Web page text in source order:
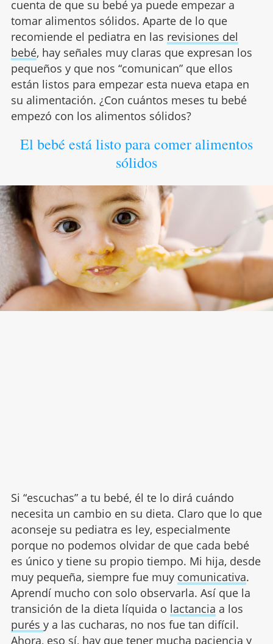
cuenta de que su bebé ya puede empezar a
tomar alimentos sólidos. Aparte de lo que
recomiende el pediatra en las revisiones del
bebé, hay señales muy claras que expresan los
pequeños y que nos “comunican” que ellos
están listos para empezar esta nueva etapa en
su alimentación. ¿Con cuántos meses tu bebé
empezó con los alimentos sólidos?
El bebé está listo para comer alimentos
sólidos
Si “escuchas” a tu bebé, él te lo dirá cuándo
necesita un cambio en su dieta. Claro que lo que
aconseje su pediatra es ley, especialmente
porque no podemos olvidar de que cada bebé
es único y tiene su propio tiempo. Mi hija, desde
muy pequeña, siempre fue muy comunicativa.
Aprendí mucho con solo observarla. Así que la
transición de la dieta líquida o lactancia a los
purés y a las cucharas, no nos fue tan difícil.
Ahora, eso sí, hay que tener mucha paciencia y